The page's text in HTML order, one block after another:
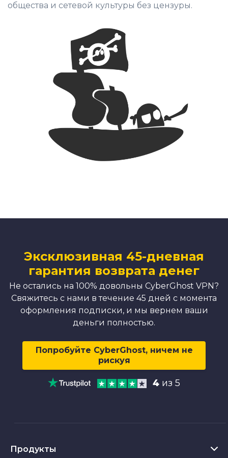
общества и сетевой культуры без цензуры.
Эксклюзивная 45-дневная
гарантия возврата денег
Не остались на 100% довольны CyberGhost VPN?
Свяжитесь с нами в течение 45 дней с момента
оформления подписки, и мы вернем ваши
деньги полностью.
Попробуйте CyberGhost, ничем не
рискуя
4 из 5
Продукты